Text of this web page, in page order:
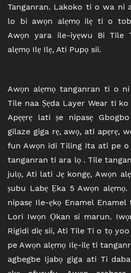
Tanganran. Lakoko ti o wa ni
lo bi awọn alẹmọ ilẹ ti o
Awọn yara ile-iyẹwu Bi Tile
alẹmọ Ilẹ Ilẹ, Ati Pupọ sii.
Awọn alẹmọ tanganran ti o
Tile naa Ṣẹda Layer Wear ti
Apẹẹrẹ lati ṣe nipasẹ
gilaze giga rẹ, awọ, ati apẹrẹ,
fun Awọn idi Tiling ita ati pe o
tanganran ti ara lọ . Tile
julọ, Ati lati Jẹ kongẹ, Awọn
ṣubu Labẹ Ẹka 5 Awọn
nipasẹ Ile-ẹkọ Enamel
Lori Iwọn Ọkan si marun.
Rigidi diẹ sii, Ati Tile Ti o tọ
pe Awọn alẹmọ Ilẹ-ilẹ ti
agbegbe Ijabọ giga ati Ti